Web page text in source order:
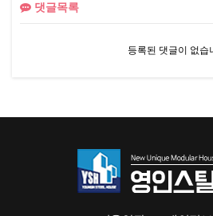
댓글목록
등록된 댓글이 없습